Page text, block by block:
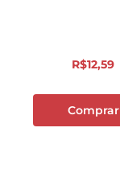
R$12,59
Comprar